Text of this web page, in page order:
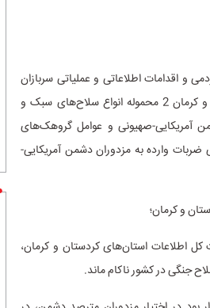
و اقدامات اطلاعاتی و عملیاتی سربازان
گمنام امام زمان(عج) در استان‌های کردستان، کهکیلویه و بویراحمد و کرمان 2 محموله انواع سلاح‌های سبک و
87 قبضه سلاح، کشف و 30 مزدور دشمن آمریکایی-صهیونی و عوامل گروهک‌های
وارده به مزدوران دشمن آمریکایی-
کل اطلاعات استان‌های کردستان و کرمان،
جنگی در کشور ناکام ماند.